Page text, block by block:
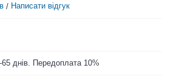
/ Написати відгук
днів. Передоплата 10%